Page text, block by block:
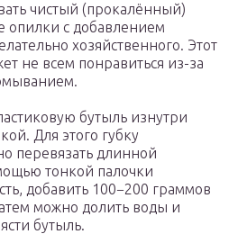
чистый (прокалённый)
опилки с добавлением
хозяйственного. Этот
не всем понравиться из-за
бутыль изнутри
Для этого губку
перевязать длинной
тонкой палочки
добавить 100−200 граммов
можно долить воды и
бутыль.